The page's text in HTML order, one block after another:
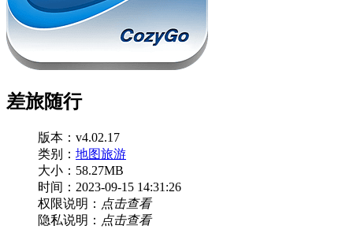
差旅随行
版本：v4.02.17
类别： 地图旅游
大小：58.27MB
时间：2023-09-15 14:31:26
权限说明： 点击查看
隐私说明： 点击查看